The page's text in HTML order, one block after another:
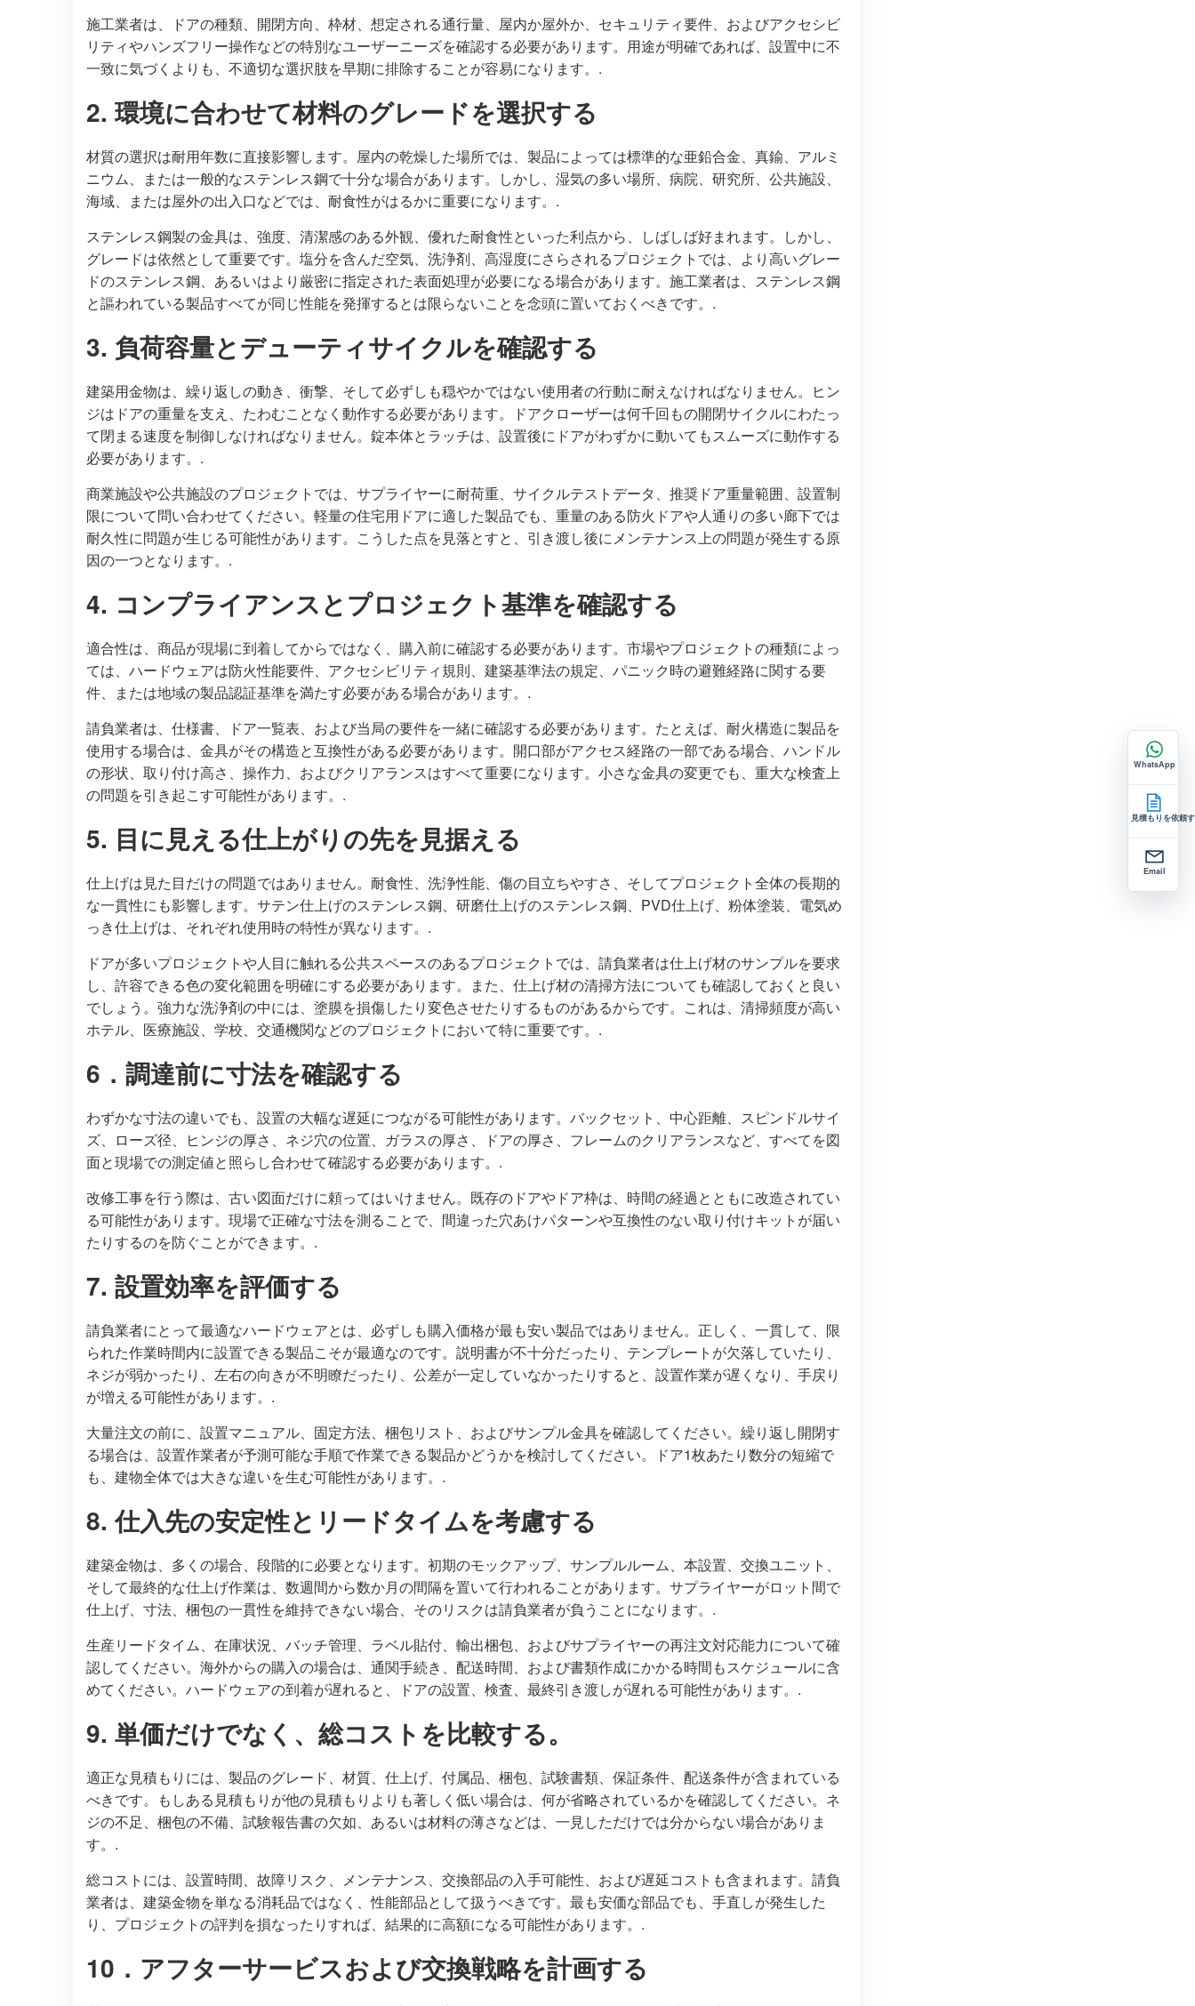
施工業者は、ドアの種類、開閉方向、枠材、想定される通行量、屋内か屋外か、セキュリティ要件、およびアクセシビ
リティやハンズフリー操作などの特別なユーザーニーズを確認する必要があります。用途が明確であれば、設置中に不
一致に気づくよりも、不適切な選択肢を早期に排除することが容易になります。.
2. 環境に合わせて材料のグレードを選択する
材質の選択は耐用年数に直接影響します。屋内の乾燥した場所では、製品によっては標準的な亜鉛合金、真鍮、アルミ
ニウム、または一般的なステンレス鋼で十分な場合があります。しかし、湿気の多い場所、病院、研究所、公共施設、
海域、または屋外の出入口などでは、耐食性がはるかに重要になります。.
ステンレス鋼製の金具は、強度、清潔感のある外観、優れた耐食性といった利点から、しばしば好まれます。しかし、
グレードは依然として重要です。塩分を含んだ空気、洗浄剤、高湿度にさらされるプロジェクトでは、より高いグレー
ドのステンレス鋼、あるいはより厳密に指定された表面処理が必要になる場合があります。施工業者は、ステンレス鋼
と謳われている製品すべてが同じ性能を発揮するとは限らないことを念頭に置いておくべきです。.
3. 負荷容量とデューティサイクルを確認する
建築用金物は、繰り返しの動き、衝撃、そして必ずしも穏やかではない使用者の行動に耐えなければなりません。ヒン
ジはドアの重量を支え、たわむことなく動作する必要があります。ドアクローザーは何千回もの開閉サイクルにわたっ
て閉まる速度を制御しなければなりません。錠本体とラッチは、設置後にドアがわずかに動いてもスムーズに動作する
必要があります。.
商業施設や公共施設のプロジェクトでは、サプライヤーに耐荷重、サイクルテストデータ、推奨ドア重量範囲、設置制
限について問い合わせてください。軽量の住宅用ドアに適した製品でも、重量のある防火ドアや人通りの多い廊下では
耐久性に問題が生じる可能性があります。こうした点を見落とすと、引き渡し後にメンテナンス上の問題が発生する原
因の一つとなります。.
4. コンプライアンスとプロジェクト基準を確認する
適合性は、商品が現場に到着してからではなく、購入前に確認する必要があります。市場やプロジェクトの種類によっ
ては、ハードウェアは防火性能要件、アクセシビリティ規則、建築基準法の規定、パニック時の避難経路に関する要
件、または地域の製品認証基準を満たす必要がある場合があります。.
請負業者は、仕様書、ドア一覧表、および当局の要件を一緒に確認する必要があります。たとえば、耐火構造に製品を
使用する場合は、金具がその構造と互換性がある必要があります。開口部がアクセス経路の一部である場合、ハンドル
の形状、取り付け高さ、操作力、およびクリアランスはすべて重要になります。小さな金具の変更でも、重大な検査上
の問題を引き起こす可能性があります。.
5. 目に見える仕上がりの先を見据える
仕上げは見た目だけの問題ではありません。耐食性、洗浄性能、傷の目立ちやすさ、そしてプロジェクト全体の長期的
な一貫性にも影響します。サテン仕上げのステンレス鋼、研磨仕上げのステンレス鋼、PVD仕上げ、粉体塗装、電気め
っき仕上げは、それぞれ使用時の特性が異なります。.
ドアが多いプロジェクトや人目に触れる公共スペースのあるプロジェクトでは、請負業者は仕上げ材のサンプルを要求
し、許容できる色の変化範囲を明確にする必要があります。また、仕上げ材の清掃方法についても確認しておくと良い
でしょう。強力な洗浄剤の中には、塗膜を損傷したり変色させたりするものがあるからです。これは、清掃頻度が高い
ホテル、医療施設、学校、交通機関などのプロジェクトにおいて特に重要です。.
6．調達前に寸法を確認する
わずかな寸法の違いでも、設置の大幅な遅延につながる可能性があります。バックセット、中心距離、スピンドルサイ
ズ、ローズ径、ヒンジの厚さ、ネジ穴の位置、ガラスの厚さ、ドアの厚さ、フレームのクリアランスなど、すべてを図
面と現場での測定値と照らし合わせて確認する必要があります。.
改修工事を行う際は、古い図面だけに頼ってはいけません。既存のドアやドア枠は、時間の経過とともに改造されてい
る可能性があります。現場で正確な寸法を測ることで、間違った穴あけパターンや互換性のない取り付けキットが届い
たりするのを防ぐことができます。.
7. 設置効率を評価する
請負業者にとって最適なハードウェアとは、必ずしも購入価格が最も安い製品ではありません。正しく、一貫して、限
られた作業時間内に設置できる製品こそが最適なのです。説明書が不十分だったり、テンプレートが欠落していたり、
ネジが弱かったり、左右の向きが不明瞭だったり、公差が一定していなかったりすると、設置作業が遅くなり、手戻り
が増える可能性があります。.
大量注文の前に、設置マニュアル、固定方法、梱包リスト、およびサンプル金具を確認してください。繰り返し開閉す
る場合は、設置作業者が予測可能な手順で作業できる製品かどうかを検討してください。ドア1枚あたり数分の短縮で
も、建物全体では大きな違いを生む可能性があります。.
8. 仕入先の安定性とリードタイムを考慮する
建築金物は、多くの場合、段階的に必要となります。初期のモックアップ、サンプルルーム、本設置、交換ユニット、
そして最終的な仕上げ作業は、数週間から数か月の間隔を置いて行われることがあります。サプライヤーがロット間で
仕上げ、寸法、梱包の一貫性を維持できない場合、そのリスクは請負業者が負うことになります。.
生産リードタイム、在庫状況、バッチ管理、ラベル貼付、輸出梱包、およびサプライヤーの再注文対応能力について確
認してください。海外からの購入の場合は、通関手続き、配送時間、および書類作成にかかる時間もスケジュールに含
めてください。ハードウェアの到着が遅れると、ドアの設置、検査、最終引き渡しが遅れる可能性があります。.
9. 単価だけでなく、総コストを比較する。
適正な見積もりには、製品のグレード、材質、仕上げ、付属品、梱包、試験書類、保証条件、配送条件が含まれている
べきです。もしある見積もりが他の見積もりよりも著しく低い場合は、何が省略されているかを確認してください。ネ
ジの不足、梱包の不備、試験報告書の欠如、あるいは材料の薄さなどは、一見しただけでは分からない場合がありま
す。.
総コストには、設置時間、故障リスク、メンテナンス、交換部品の入手可能性、および遅延コストも含まれます。請負
業者は、建築金物を単なる消耗品ではなく、性能部品として扱うべきです。最も安価な部品でも、手直しが発生した
り、プロジェクトの評判を損なったりすれば、結果的に高額になる可能性があります。.
10．アフターサービスおよび交換戦略を計画する
WhatsApp
見積もりを依頼
Email